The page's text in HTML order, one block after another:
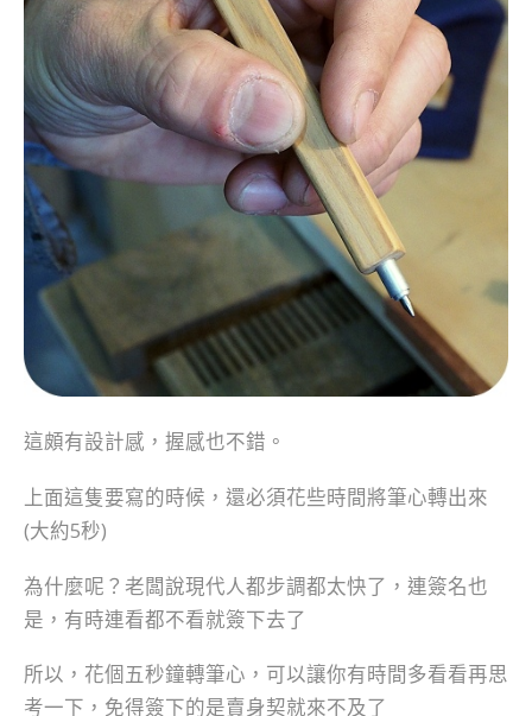
這頗有設計感，握感也不錯。
上面這隻要寫的時候，還必須花些時間將筆心轉出來
(大約5秒)
為什麼呢？老闆說現代人都步調都太快了，連簽名也
是，有時連看都不看就簽下去了
所以，花個五秒鐘轉筆心，可以讓你有時間多看看再思
考一下，免得簽下的是賣身契就來不及了